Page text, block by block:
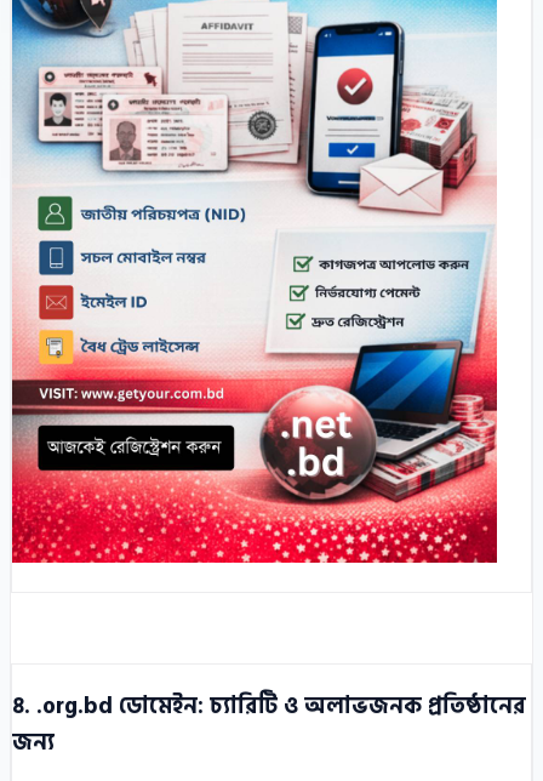
৪. .org.bd ডোমেইন: চ্যারিটি ও অলাভজনক প্রতিষ্ঠানের
জন্য